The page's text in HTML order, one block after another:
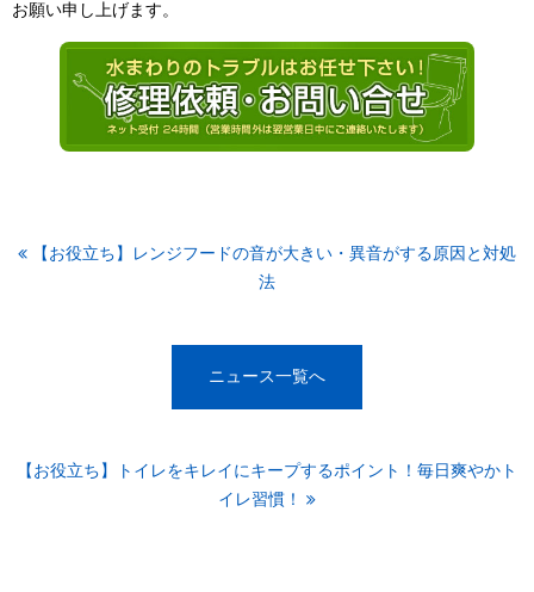
お願い申し上げます。
【お役立ち】レンジフードの音が大きい・異音がする原因と対処
法
ニュース一覧へ
【お役立ち】トイレをキレイにキープするポイント！毎日爽やかト
イレ習慣！